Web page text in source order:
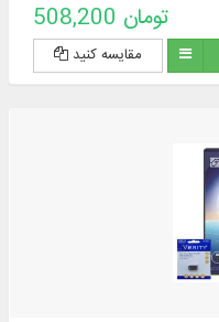
قسمت دانشنامه)، منابع تفسیر و علوم قرآنی (319 عنوان)، فرهنگنامه‌ها (52
پرسمان‌های قرآنی (32 عنوان)
508,200 تومان
مقایسه کنید